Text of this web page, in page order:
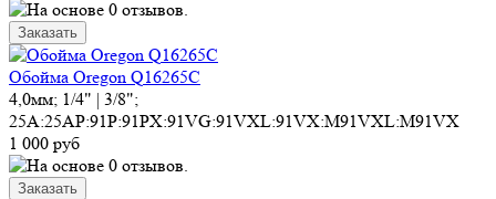
Обойма Oregon Q16265C
4,0мм; 1/4" | 3/8";
25A:25AP:91P:91PX:91VG:91VXL:91VX:M91VXL:M91VX
1 000 руб